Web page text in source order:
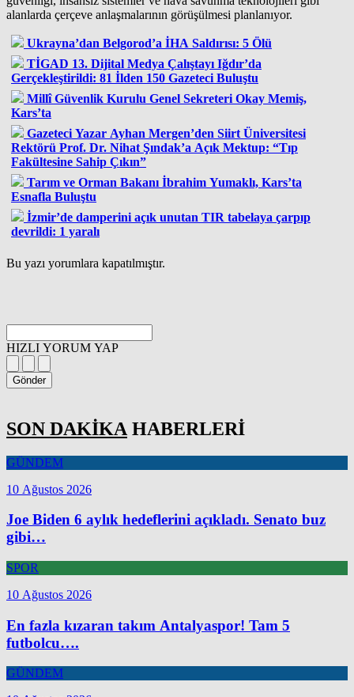
alanlarda çerçeve anlaşmalarının görüşülmesi planlanıyor.
Ukrayna’dan Belgorod’a İHA Saldırısı: 5 Ölü
TİGAD 13. Dijital Medya Çalıştayı Iğdır’da
Gerçekleştirildi: 81 İlden 150 Gazeteci Buluştu
Millî Güvenlik Kurulu Genel Sekreteri Okay Memiş,
Kars’ta
Gazeteci Yazar Ayhan Mergen’den Siirt Üniversitesi
Rektörü Prof. Dr. Nihat Şındak’a Açık Mektup: “Tıp
Fakültesine Sahip Çıkın”
Tarım ve Orman Bakanı İbrahim Yumaklı, Kars’ta
Esnafla Buluştu
İzmir’de damperini açık unutan TIR tabelaya çarpıp
devrildi: 1 yaralı
Bu yazı yorumlara kapatılmıştır.
HIZLI YORUM YAP
Gönder
SON DAKİKA HABERLERİ
GÜNDEM
10 Ağustos 2026
Joe Biden 6 aylık hedeflerini açıkladı. Senato buz
gibi…
SPOR
10 Ağustos 2026
En fazla kızaran takım Antalyaspor! Tam 5
futbolcu….
GÜNDEM